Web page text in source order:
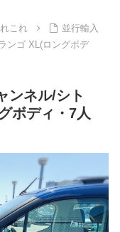
これ
並行輸入
ンゴ XL(ロングボデ
ンネル/シト
ボディ・7人